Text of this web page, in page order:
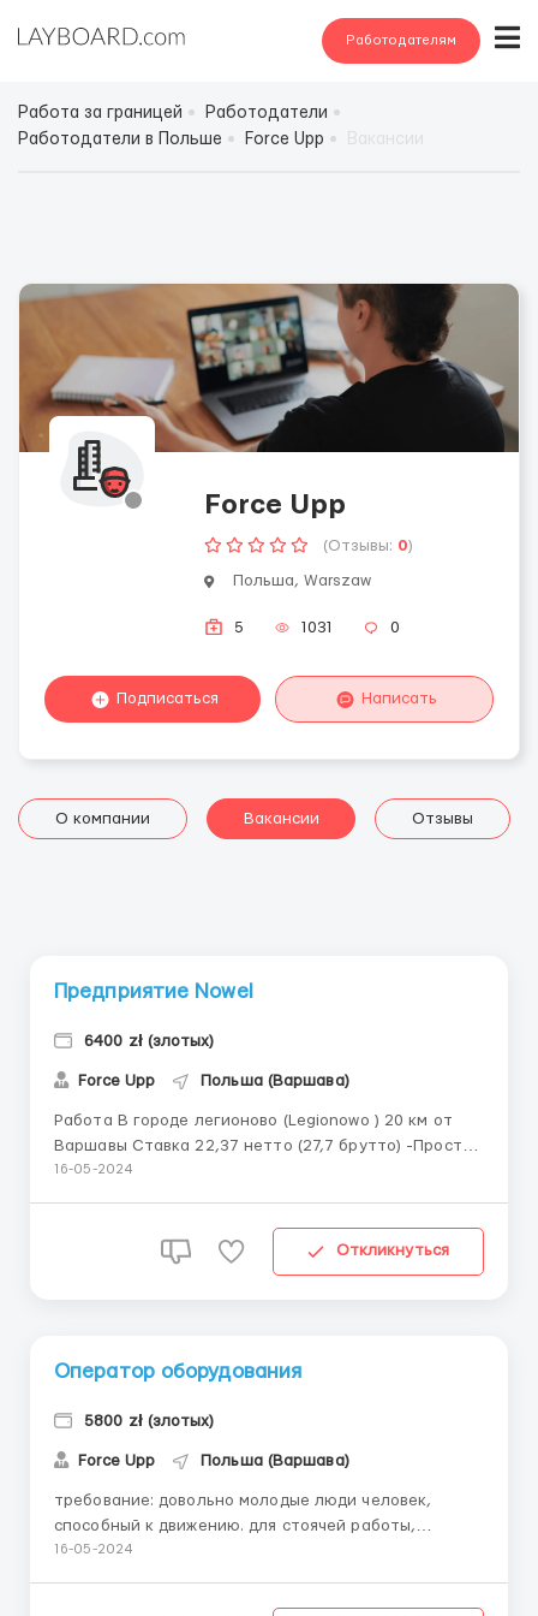
Работодателям
Работа за границей
Работодатели
Работодатели в Польше
Force Upp
Force Upp
(Отзывы: 0)
Польша, Warszaw
5 1031 0
Подписаться Написать
О компании Вакансии Отзывы
Предприятие Nowel
6400 zł (злотых)
Force Upp Польша (Варшава)
Работа В городе легионово (Legionowo ) 20 км от
Варшавы Ставка 22,37 нетто (27,7 брутто) -Простые
вспомогательные работы, такие как сортировка,
спецификациям. -Ведение производственной
16-05-2024
Откликнуться
Оператор оборудования
5800 zł (злотых)
Force Upp Польша (Варшава)
требование: довольно молодые люди человек,
способный к движению. для стоячей работы,
требующей движения, включая наклон, подъем
16-05-2024